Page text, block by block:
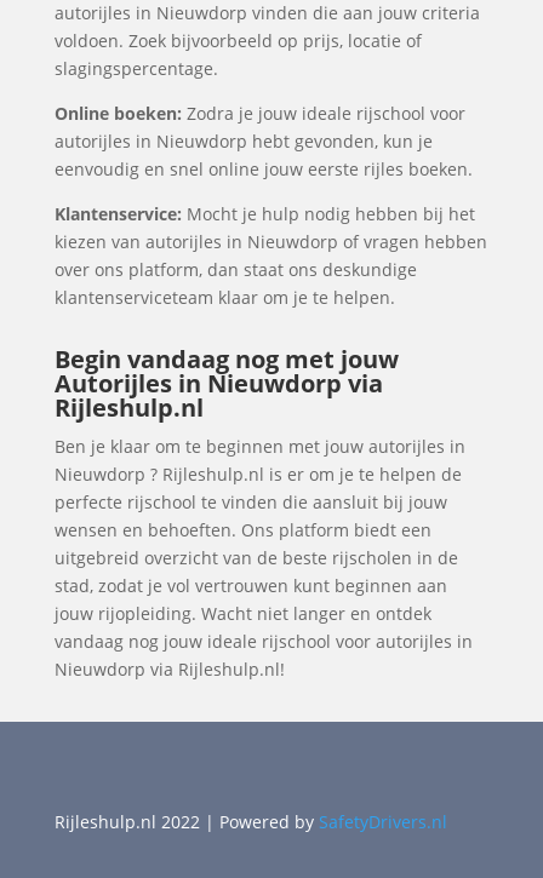
autorijles in Nieuwdorp vinden die aan jouw criteria
voldoen. Zoek bijvoorbeeld op prijs, locatie of
slagingspercentage.
Online boeken: Zodra je jouw ideale rijschool voor
autorijles in Nieuwdorp hebt gevonden, kun je
eenvoudig en snel online jouw eerste rijles boeken.
Klantenservice: Mocht je hulp nodig hebben bij het
kiezen van autorijles in Nieuwdorp of vragen hebben
over ons platform, dan staat ons deskundige
klantenserviceteam klaar om je te helpen.
Begin vandaag nog met jouw
Autorijles in Nieuwdorp via
Rijleshulp.nl
Ben je klaar om te beginnen met jouw autorijles in
Nieuwdorp ? Rijleshulp.nl is er om je te helpen de
perfecte rijschool te vinden die aansluit bij jouw
wensen en behoeften. Ons platform biedt een
uitgebreid overzicht van de beste rijscholen in de
stad, zodat je vol vertrouwen kunt beginnen aan
jouw rijopleiding. Wacht niet langer en ontdek
vandaag nog jouw ideale rijschool voor autorijles in
Nieuwdorp via Rijleshulp.nl!
Rijleshulp.nl 2022 | Powered by SafetyDrivers.nl